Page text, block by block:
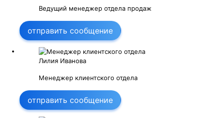
Ведущий менеджер отдела продаж
отправить сообщение
Лилия Иванова
Менеджер клиентского отдела
отправить сообщение